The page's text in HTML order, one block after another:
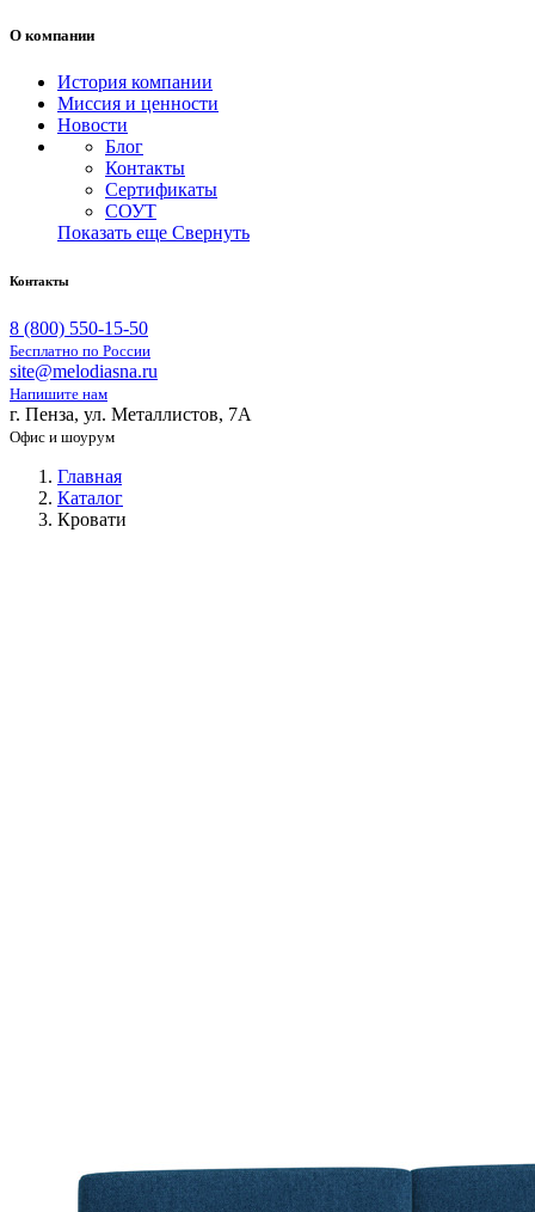
О компании
История компании
Миссия и ценности
Новости
Блог
Контакты
Сертификаты
СОУТ
Показать еще Свернуть
Контакты
8 (800) 550-15-50
Бесплатно по России
site@melodiasna.ru
Напишите нам
г. Пенза, ул. Металлистов, 7А
Офис и шоурум
Главная
Каталог
Кровати